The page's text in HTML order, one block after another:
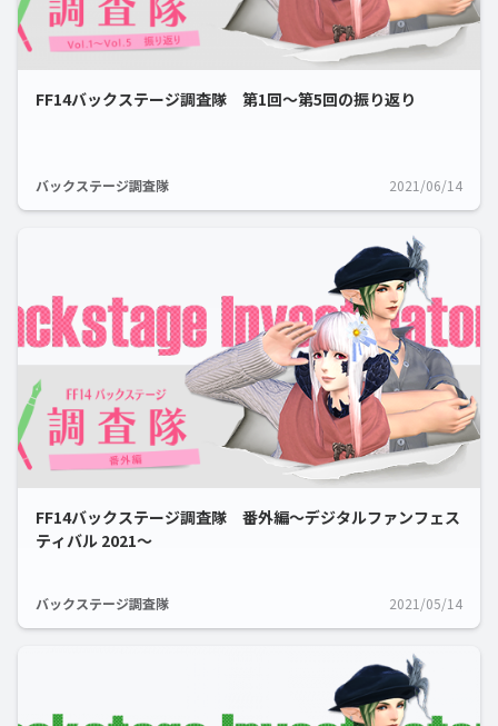
FF14バックステージ調査隊 第1回～第5回の振り返り
バックステージ調査隊 2021/06/14
FF14バックステージ調査隊 番外編～デジタルファンフェス
ティバル 2021～
バックステージ調査隊 2021/05/14